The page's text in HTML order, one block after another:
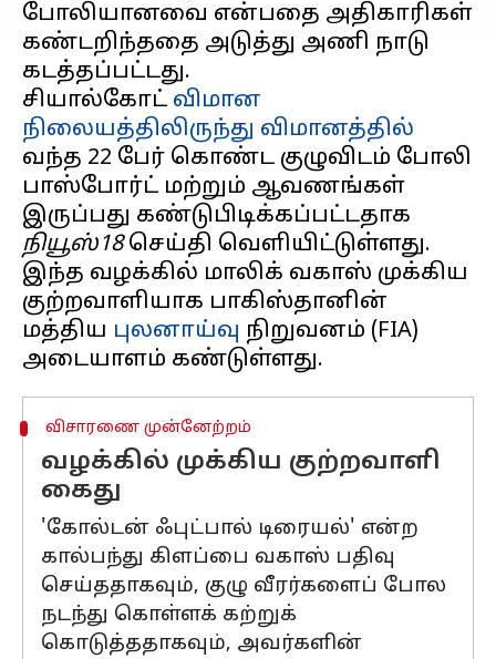
போலியானவை என்பதை அதிகாரிகள்
கண்டறிந்ததை அடுத்து அணி நாடு
கடத்தப்பட்டது.
சியால்கோட் விமான
நிலையத்திலிருந்து விமானத்தில்
வந்த 22 பேர் கொண்ட குழுவிடம் போலி
பாஸ்போர்ட் மற்றும் ஆவணங்கள்
இருப்பது கண்டுபிடிக்கப்பட்டதாக
நியூஸ்18செய்தி வெளியிட்டுள்ளது.
இந்த வழக்கில் மாலிக் வகாஸ் முக்கிய
குற்றவாளியாக பாகிஸ்தானின்
மத்திய புலனாய்வு நிறுவனம் (FIA)
விசாரணை முன்னேற்றம்
வழக்கில் முக்கிய குற்றவாளி
கைது
'கோல்டன் ஃபுட்பால் டிரையல்' என்ற
கால்பந்து கிளப்பை வகாஸ் பதிவு
செய்ததாகவும், குழு வீரர்களைப் போல
நடந்து கொள்ளக் கற்றுக்
கொடுத்ததாகவும், அவர்களின்